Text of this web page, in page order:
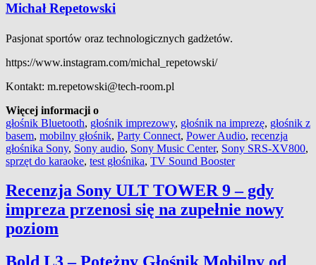
Michał Repetowski
Pasjonat sportów oraz technologicznych gadżetów.
https://www.instagram.com/michal_repetowski/
Kontakt: m.repetowski@tech-room.pl
Więcej informacji o
głośnik Bluetooth, głośnik imprezowy, głośnik na imprezę, głośnik z
basem, mobilny głośnik, Party Connect, Power Audio, recenzja
głośnika Sony, Sony audio, Sony Music Center, Sony SRS-XV800,
sprzęt do karaoke, test głośnika, TV Sound Booster
Recenzja Sony ULT TOWER 9 – gdy
impreza przenosi się na zupełnie nowy
poziom